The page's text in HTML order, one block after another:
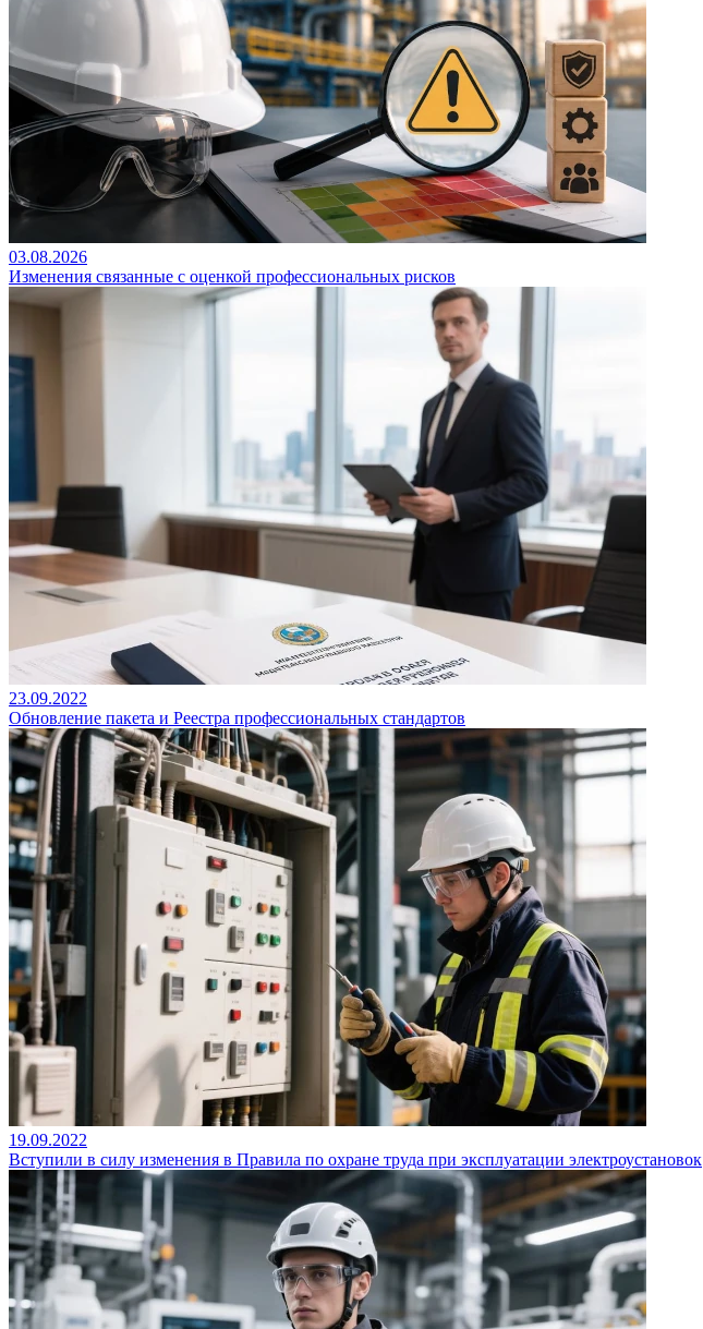
03.08.2026
Изменения связанные с оценкой профессиональных рисков
23.09.2022
Обновление пакета и Реестра профессиональных стандартов
19.09.2022
Вступили в силу изменения в Правила по охране труда при эксплуатации электроустановок